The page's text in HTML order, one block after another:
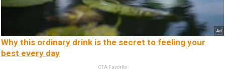
Why this ordinary drink is the secret to feeling your
best every day
CTA Favorite